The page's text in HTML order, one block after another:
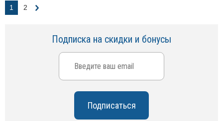
1 2
Подписка на скидки и бонусы